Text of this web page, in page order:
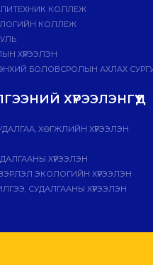
КОЛЛЕЖ
КОЛЛЕЖ
ХҮРЭЭЛЭН
БОЛОВСРОЛЫН АХЛАХ
ХҮРЭЭЛЭНГҮҮД
ХӨГЖЛИЙН ХҮРЭЭЛЭН
ХҮРЭЭЛЭН
ЭКОЛОГИЙН ХҮРЭЭЛЭН
СУДАЛГААНЫ ХҮРЭЭЛЭН